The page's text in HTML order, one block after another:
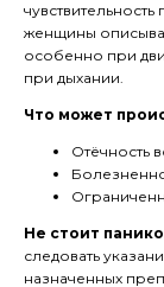
женщины
особенно при
при дыхании.
Что может
Отёчность
Не стоит
следовать
назначенных